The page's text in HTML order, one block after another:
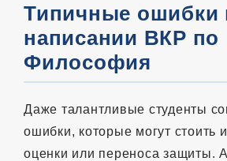
Типичные ошибки
написании ВКР по
Философия
Даже талантливые студенты
ошибки, которые могут стоить
оценки или переноса защиты.